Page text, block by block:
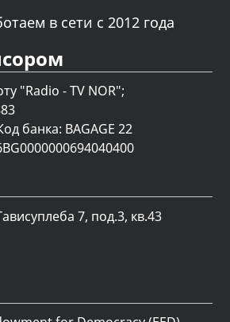
в сети с 2012 года
"Radio - TV NOR";
банка: BAGAGE 22
7, под.3, кв.43